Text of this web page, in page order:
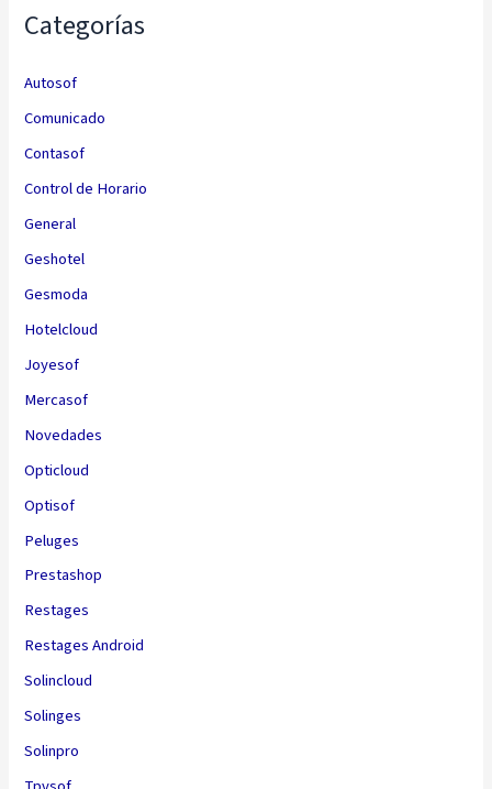
Categorías
Autosof
Comunicado
Contasof
Control de Horario
General
Geshotel
Gesmoda
Hotelcloud
Joyesof
Mercasof
Novedades
Opticloud
Optisof
Peluges
Prestashop
Restages
Restages Android
Solincloud
Solinges
Solinpro